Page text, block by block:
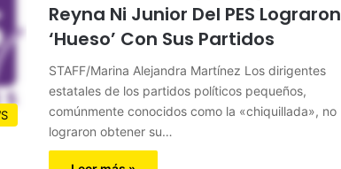
Reyna Ni Junior Del PES Lograron
‘Hueso’ Con Sus Partidos
STAFF/Marina Alejandra Martínez Los dirigentes
estatales de los partidos políticos pequeños,
comúnmente conocidos como la «chiquillada», no
lograron obtener su…